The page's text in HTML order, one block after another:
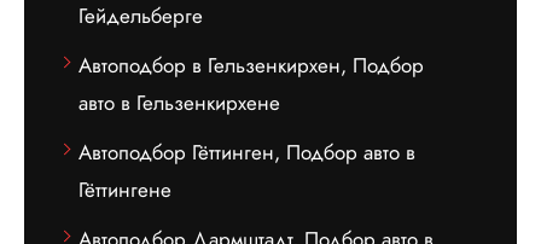
Гейдельберге
Автоподбор в Гельзенкирхен, Подбор
авто в Гельзенкирхене
Автоподбор Гёттинген, Подбор авто в
Гёттингене